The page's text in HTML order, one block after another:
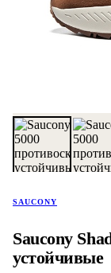
SAUCONY
Saucony
устойчивые